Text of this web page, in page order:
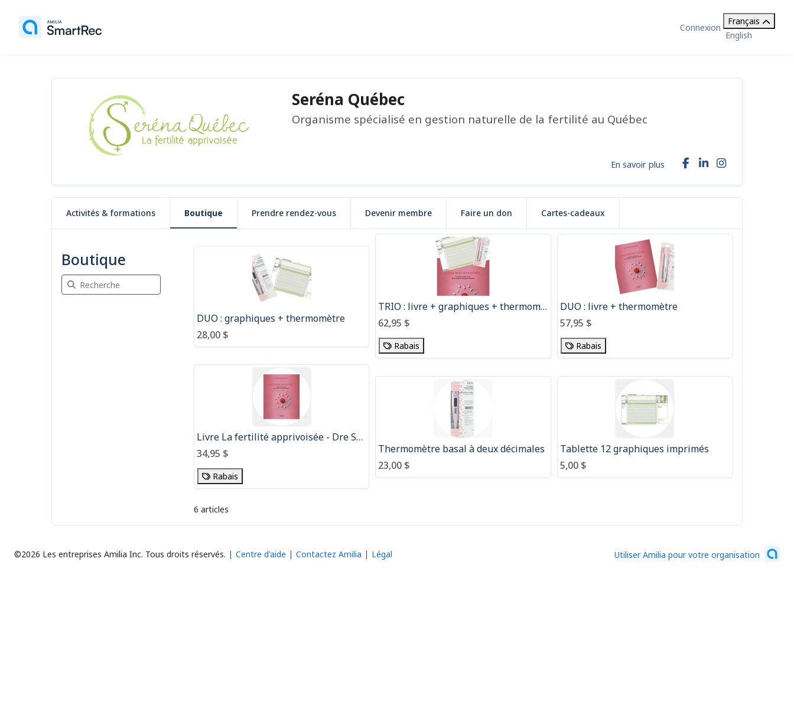
Connexion
Français
English
Seréna Québec
Organisme spécialisé en gestion naturelle de la fertilité au Québec
En savoir plus
Activités & formations Boutique Prendre rendez-vous Devenir membre Faire un don Cartes-cadeaux
Boutique
Recherche Boutique
DUO : graphiques + thermomètre
28,00 $
TRIO : livre + graphiques + thermomètre
62,95 $
Rabais
DUO : livre + thermomètre
57,95 $
Rabais
Livre La fertilité apprivoisée - Dre Suzanne Parenteau
34,95 $
Rabais
Thermomètre basal à deux décimales
23,00 $
Tablette 12 graphiques imprimés
5,00 $
6 articles
©2026 Les entreprises Amilia Inc. Tous droits réservés. Centre d'aide Contactez Amilia Légal Utiliser Amilia pour votre organisation